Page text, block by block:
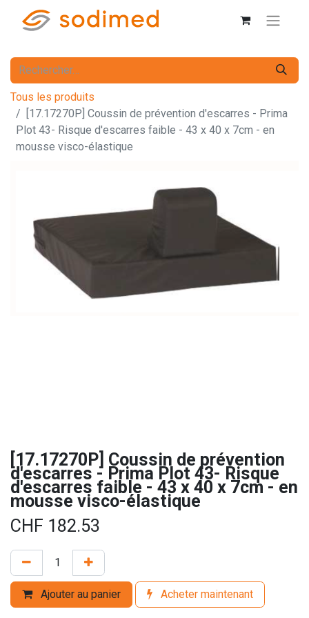
Tous les produits
[17.17270P] Coussin de prévention d'escarres - Prima
Plot 43- Risque d'escarres faible - 43 x 40 x 7cm - en
mousse visco-élastique
[17.17270P] Coussin de prévention
d'escarres - Prima Plot 43- Risque
d'escarres faible - 43 x 40 x 7cm - en
mousse visco-élastique
CHF 182.53
Ajouter au panier Acheter maintenant